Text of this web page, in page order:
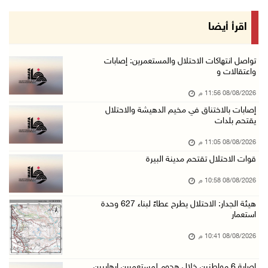
الاحتلال ينصب حواجز طيارة في محيط مخيم طولكرم ...
مستعمرون يهاجمون قرية أبو فلاح
مستعمرون يقتحمون بلدة بيت عور التحتا وقرية جل ...
08/آب/2026 06:39 م
الجامعة العربية الأمريكية تختتم فعاليات تخريج ...
اقرأ أيضا
تواصل انتهاكات الاحتلال والمستعمرين: إصابات
واعتقالات و
08/08/2026 11:56 م
إصابات بالاختناق في مخيم الدهيشة والاحتلال
يقتحم بلدات
08/08/2026 11:05 م
قوات الاحتلال تقتحم مدينة البيرة
08/08/2026 10:58 م
هيئة الجدار: الاحتلال يطرح عطاءً لبناء 627 وحدة
استعمار
08/08/2026 10:41 م